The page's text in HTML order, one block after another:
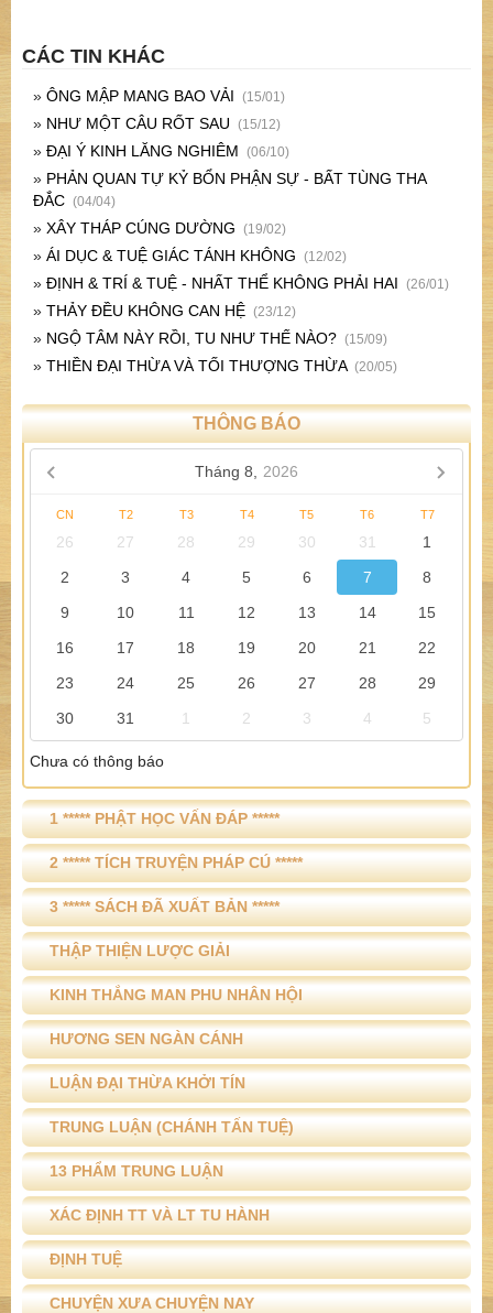
CÁC TIN KHÁC
» ÔNG MẬP MANG BAO VẢI (15/01)
» NHƯ MỘT CÂU RỐT SAU (15/12)
» ĐẠI Ý KINH LĂNG NGHIÊM (06/10)
» PHẢN QUAN TỰ KỶ BỔN PHẬN SỰ - BẤT TÙNG THA
ĐẮC (04/04)
» XÂY THÁP CÚNG DƯỜNG (19/02)
» ÁI DỤC & TUỆ GIÁC TÁNH KHÔNG (12/02)
» ĐỊNH & TRÍ & TUỆ - NHẤT THỂ KHÔNG PHẢI HAI (26/01)
» THẢY ĐỀU KHÔNG CAN HỆ (23/12)
» NGỘ TÂM NÀY RỒI, TU NHƯ THẾ NÀO? (15/09)
» THIỀN ĐẠI THỪA VÀ TỐI THƯỢNG THỪA (20/05)
THÔNG BÁO
Tháng 8, 2026
CN T2 T3 T4 T5 T6 T7
26 27 28 29 30 31
1
2
3 4 5 6 7
8
9
10 11 12 13 14
15
16
17 18 19 20 21
22
23
24 25 26 27 28
29
30
31 1 2 3 4 5
Chưa có thông báo
1 ***** PHẬT HỌC VẤN ĐÁP *****
2 ***** TÍCH TRUYỆN PHÁP CÚ *****
3 ***** SÁCH ĐÃ XUẤT BẢN *****
THẬP THIỆN LƯỢC GIẢI
KINH THẮNG MAN PHU NHÂN HỘI
HƯƠNG SEN NGÀN CÁNH
LUẬN ĐẠI THỪA KHỞI TÍN
TRUNG LUẬN (CHÁNH TẤN TUỆ)
13 PHẨM TRUNG LUẬN
XÁC ĐỊNH TT VÀ LT TU HÀNH
ĐỊNH TUỆ
CHUYỆN XƯA CHUYỆN NAY